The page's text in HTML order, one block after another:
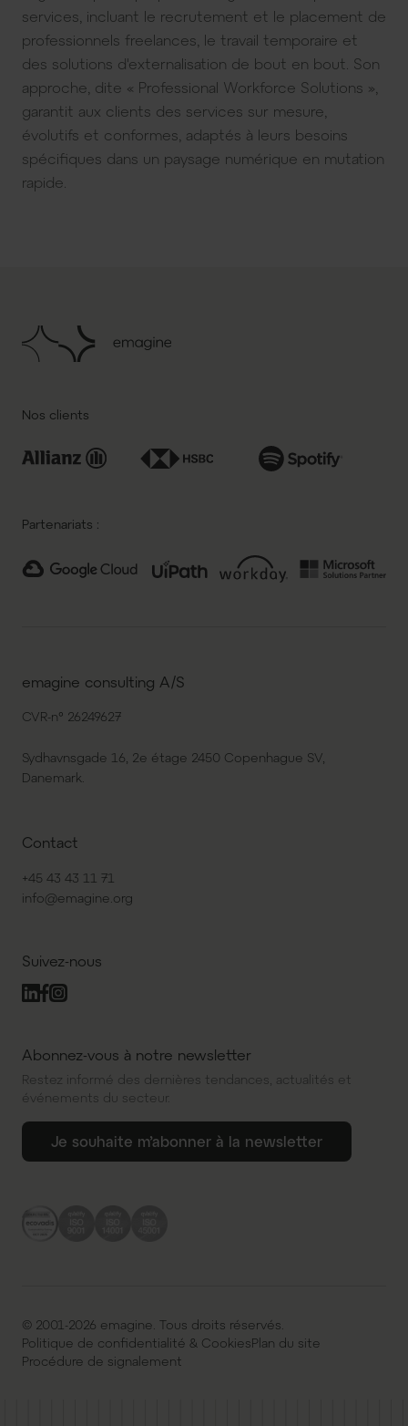
services, incluant le recrutement et le placement de
professionnels freelances, le travail temporaire et
des solutions d'externalisation de bout en bout. Son
approche, dite « Professional Workforce Solutions »,
garantit aux clients des services sur mesure,
évolutifs et conformes, adaptés à leurs besoins
spécifiques dans un paysage numérique en mutation
rapide.
Nos clients
Partenariats :
emagine consulting A/S
CVR-n° 26249627
Sydhavnsgade 16, 2e étage 2450 Copenhague SV,
Danemark.
Contact
+45 43 43 11 71
info@emagine.org
Suivez-nous
Abonnez-vous à notre newsletter
Restez informé des dernières tendances, actualités et
événements du secteur.
Je souhaite m’abonner à la newsletter
© 2001-2026 emagine. Tous droits réservés.
Politique de confidentialité & CookiesPlan du site
Procédure de signalement